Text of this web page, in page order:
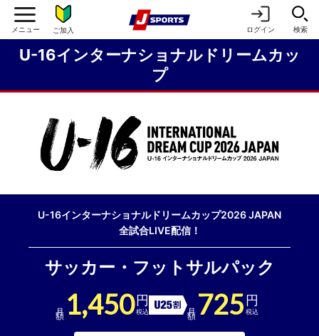
ご加入 ログイン 検索
U-16インターナショナルドリームカッ
プ
U-16インターナショナルドリームカップ2026 JAPAN
全試合LIVE配信！
サッカー・フットサルパック
1,450 円
税込 U25割引
月額 725 円
税込